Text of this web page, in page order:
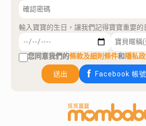
輸入寶寶的生日，讓我們記得寶寶重要的
您同意我們的條款及細則條件和隱私
送出 Facebook 帳